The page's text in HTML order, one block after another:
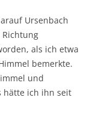
Ursenbach
als ich etwa
bemerkte.
und
hätte ich ihn seit